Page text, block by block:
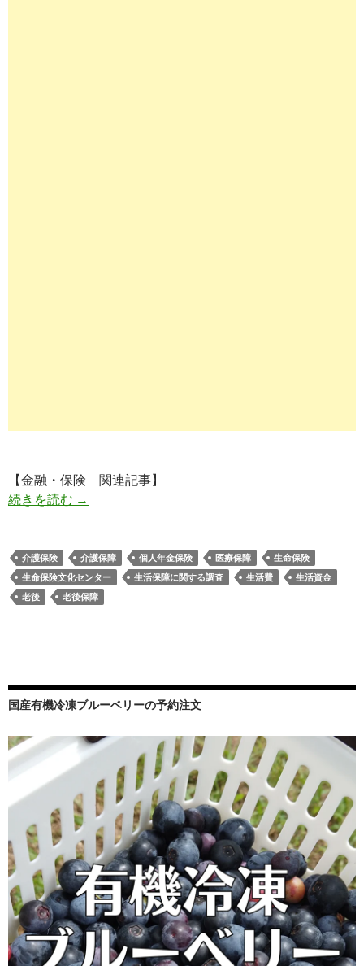
【金融・保険 関連記事】
続きを読む 老後保障と介護保障の十分な準備ができておら
→
介護保険 介護保障 個人年金保険 医療保障
生命保険
生命保険文化センター
生活保障に関する調査 生活費
生活資金
老後
老後保障
国産有機冷凍ブルーベリーの予約注文